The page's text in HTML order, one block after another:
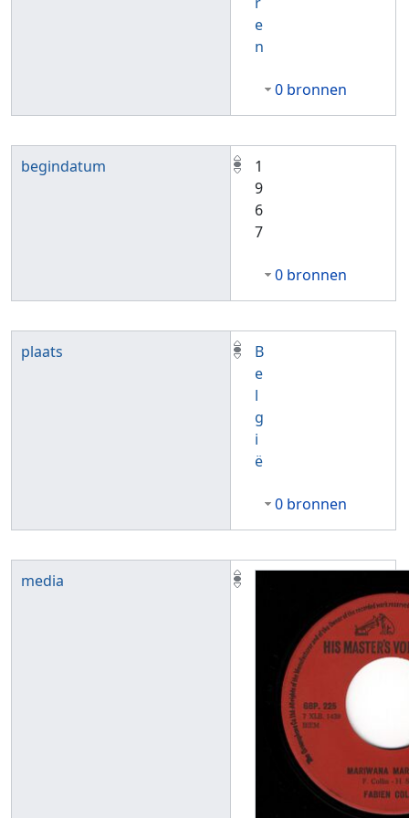
e
n
0 bronnen
begindatum
1
9
6
7
0 bronnen
plaats
B
e
l
g
i
ë
0 bronnen
media